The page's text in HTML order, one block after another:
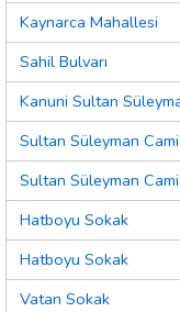
Kaynarca Mahallesi
Sahil Bulvarı
Kanuni Sultan
Sultan Süleyman Cami
Sultan Süleyman Cami
Hatboyu Sokak
Hatboyu Sokak
Vatan Sokak